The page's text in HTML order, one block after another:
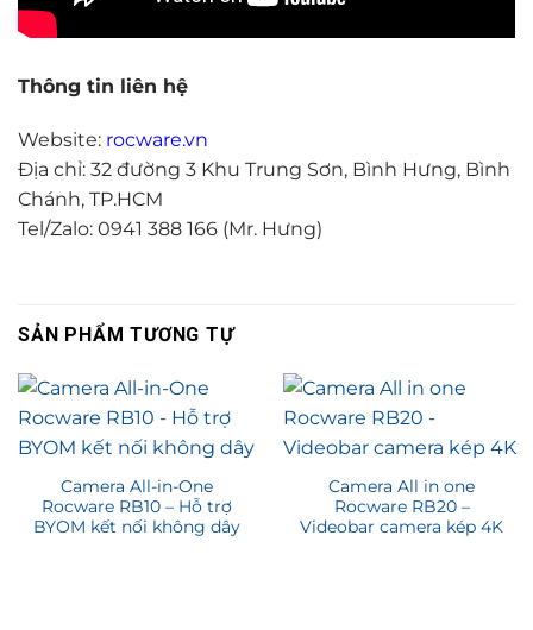
Thông tin liên hệ
Website: rocware.vn
Địa chỉ: 32 đường 3 Khu Trung Sơn, Bình Hưng, Bình
Chánh, TP.HCM
Tel/Zalo: 0941 388 166 (Mr. Hưng)
SẢN PHẨM TƯƠNG TỰ
Camera All-in-One
Rocware RB10 – Hỗ trợ
BYOM kết nối không dây
Camera All in one
Rocware RB20 –
Videobar camera kép 4K